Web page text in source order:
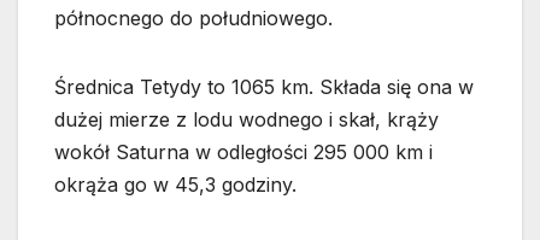
północnego do południowego.
Średnica Tetydy to 1065 km. Składa się ona w
dużej mierze z lodu wodnego i skał, krąży
wokół Saturna w odległości 295 000 km i
okrąża go w 45,3 godziny.